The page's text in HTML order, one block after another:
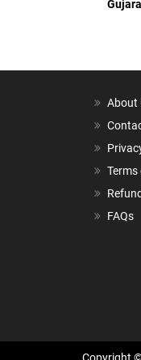
About
Terms
FAQs